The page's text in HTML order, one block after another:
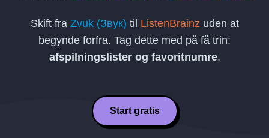
Skift fra Zvuk (Звук) til ListenBrainz uden at
begynde forfra. Tag dette med på få trin:
afspilningslister og favoritnumre.
Start gratis